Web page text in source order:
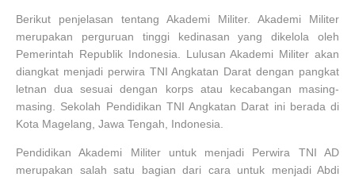
Berikut penjelasan tentang Akademi Militer. Akademi Militer
merupakan perguruan tinggi kedinasan yang dikelola oleh
Pemerintah Republik Indonesia. Lulusan Akademi Militer akan
diangkat menjadi perwira TNI Angkatan Darat dengan pangkat
letnan dua sesuai dengan korps atau kecabangan masing-
masing. Sekolah Pendidikan TNI Angkatan Darat ini berada di
Kota Magelang, Jawa Tengah, Indonesia.
Pendidikan Akademi Militer untuk menjadi Perwira TNI AD
merupakan salah satu bagian dari cara untuk menjadi Abdi